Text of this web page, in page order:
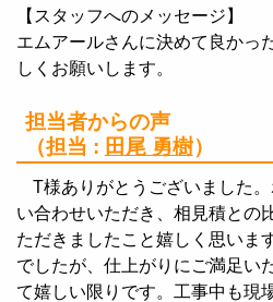
【スタッフへのメッセージ】
エムアールさんに決めて良かっ
しくお願いします。
担当者からの声
（担当 : 田尾 勇樹）
T様ありがとうございました
い合わせいただき、相見積との
ただきましたこと嬉しく思いま
でしたが、仕上がりにご満足い
て嬉しい限りです。工事中も現